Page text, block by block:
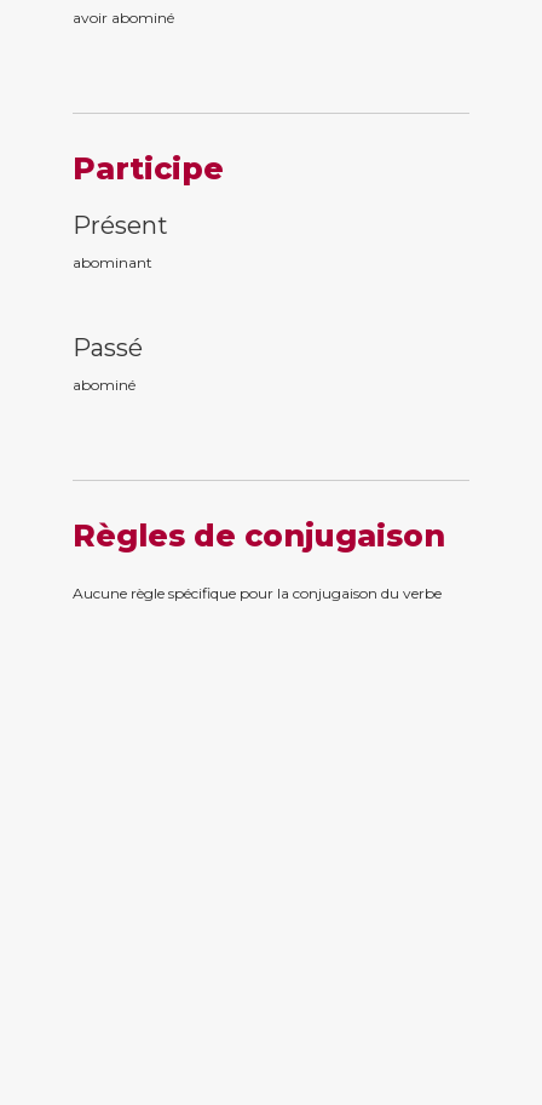
avoir abominé
Participe
Présent
abominant
Passé
abominé
Règles de conjugaison
Aucune règle spécifique pour la conjugaison du verbe